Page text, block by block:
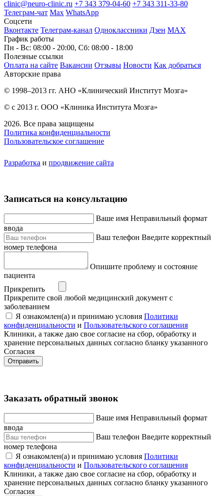
clinic@neuro-clinic.ru +7 343 379-04-60 +7 343 311-33-80
Телеграм-чат Max WhatsApp
Соцсети
Вконтакте Телеграм-канал Одноклассники Дзен МАХ
График работы
Пн - Вс: 08:00 - 20:00, Сб: 08:00 - 18:00
Полезные ссылки
Оплата на сайте Вакансии Отзывы Новости Как добраться
Авторские права
© 1998–2013 гг. АНО «Клинический Институт Мозга»
© с 2013 г. ООО «Клиника Института Мозга»
2026. Все права защищены
Политика конфиденциальности
Пользовательское соглашение
Разработка и продвижение сайта
Записаться на консультацию
Ваше имя Неправильный формат
ввода
Ваш телефон Введите корректный
номер телефона
Опишите проблему и состояние
пациента
Прикрепить
Прикрепите свой любой медицинский документ с
заболеванием
Я ознакомлен(а) и принимаю условия Политики
конфиденциальности и Пользовательского соглашения
Клиники, а также даю свое согласие на сбор, обработку и
хранение персональных данных согласно бланку указанного
Согласия
Отправить
Заказать обратный звонок
Ваше имя Неправильный формат
ввода
Ваш телефон Введите корректный
номер телефона
Я ознакомлен(а) и принимаю условия Политики
конфиденциальности и Пользовательского соглашения
Клиники, а также даю свое согласие на сбор, обработку и
хранение персональных данных согласно бланку указанного
Согласия